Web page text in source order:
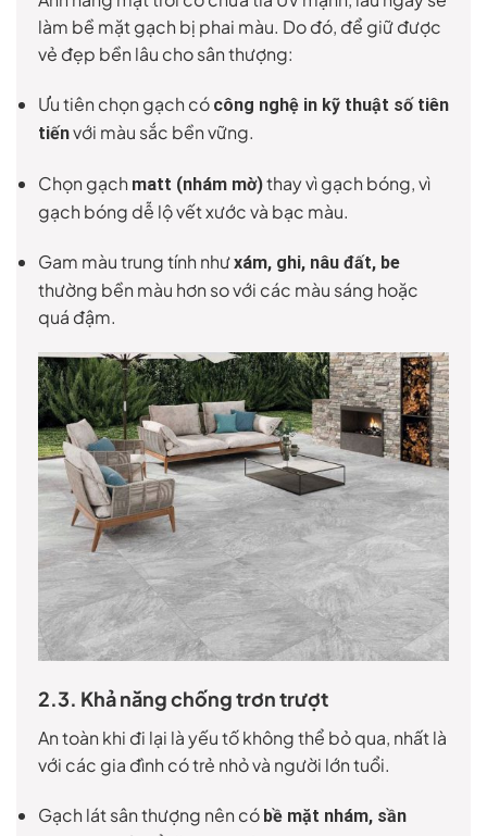
làm bề mặt gạch bị phai màu. Do đó, để giữ được
vẻ đẹp bền lâu cho sân thượng:
Ưu tiên chọn gạch có công nghệ in kỹ thuật số tiên
tiếnvới màu sắc bền vững.
Chọn gạch matt (nhám mờ)thay vì gạch bóng, vì
gạch bóng dễ lộ vết xước và bạc màu.
Gam màu trung tính nhưxám, ghi, nâu đất, be
thường bền màu hơn so với các màu sáng hoặc
quá đậm.
2.3. Khả năng chống trơn trượt
An toàn khi đi lại là yếu tố không thể bỏ qua, nhất là
với các gia đình có trẻ nhỏ và người lớn tuổi.
Gạch lát sân thượng nên có bề mặt nhám, sần